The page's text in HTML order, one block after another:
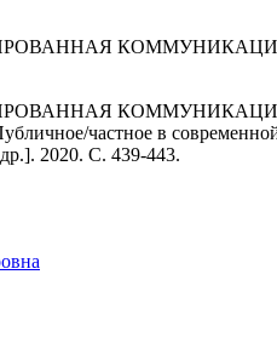
частное в
2020. С. 439-443.